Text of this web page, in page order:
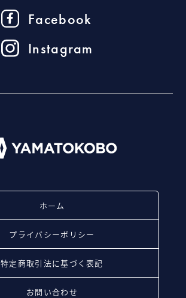
Facebook
Instagram
ホーム
プライバシーポリシー
特定商取引法に基づく表記
お問い合わせ